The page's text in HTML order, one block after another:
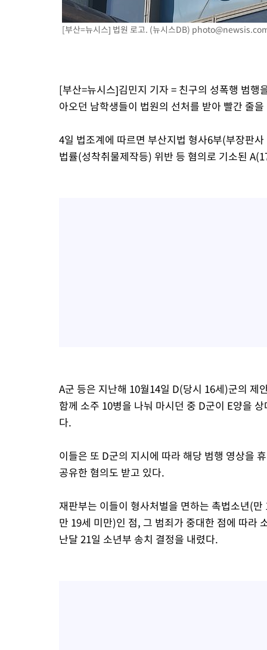
[속보]코스피, 6200선 약보합…0.60% 내린 6258.77에 마쳐
[속보]원·달러 환율, 7.7원 내린 1416.1원 마감
11시간 압수수색에 성접대 파문까지…'쑥대밭' 된 축구협회
[속보]규제합리화위원회 부위원장에 김태유 서울대 공대 교수…이
[부산=뉴시스] 법원 로고. (뉴시스DB)
[부산=뉴시스]김민지 기자 = 친구의 성폭행 범행
아오던 남학생들이 법원의 선처를 받아 빨간 줄
4일 법조계에 따르면 부산지법 형사6부(부장판
법률(성착취물제작등) 위반 등 혐의로 기소된
A군 등은 지난해 10월14일 D(당시 16세)군의 제
함께 소주 10병을 나눠 마시던 중 D군이 E양을
다.
이들은 또 D군의 지시에 따라 해당 범행 영상을
공유한 혐의도 받고 있다.
재판부는 이들이 형사처벌을 면하는 촉법소년(
만 19세 미만)인 점, 그 범죄가 중대한 점에 따라
난달 21일 소년부 송치 결정을 내렸다.